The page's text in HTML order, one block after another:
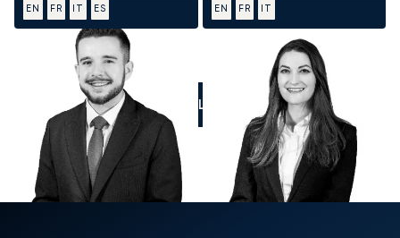
EN FR IT ES EN FR IT
CALL US